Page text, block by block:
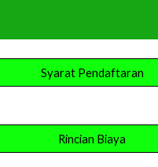
Syarat Pendaftaran
Rincian Biaya